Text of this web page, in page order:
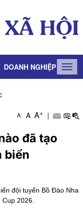
DOANH NGHIỆP LAO
A- A A+ |
đã tạo
biển
đội tuyển Bồ Đào Nha
2026.